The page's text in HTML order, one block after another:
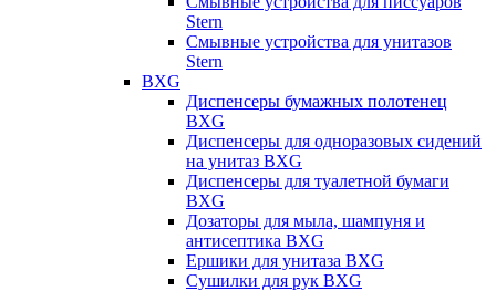
Stern
Смывные устройства для унитазов
Stern
BXG
Диспенсеры бумажных полотенец
BXG
Диспенсеры для одноразовых сидений
на унитаз BXG
Диспенсеры для туалетной бумаги
BXG
Дозаторы для мыла, шампуня и
антисептика BXG
Ершики для унитаза BXG
Сушилки для рук BXG